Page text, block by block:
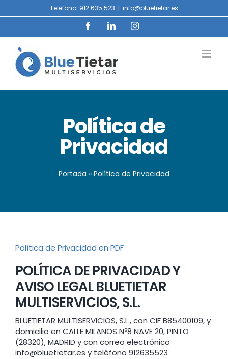
al
Teléfono: 912 635 523 | info@bluetietar.es
FacebookLinkedInInstagram
Política de
Privacidad
Portada » Política de Privacidad
Política de Privacidad en PDF
POLÍTICA DE PRIVACIDAD Y
AVISO LEGAL BLUETIETAR
MULTISERVICIOS, S.L.
BLUETIETAR MULTISERVICIOS, S.L., con CIF B85400109, y
domicilio en CALLE MILANOS Nº8 NAVE 20, PINTO
(28320), MADRID y con correo electrónico
info@bluetietar.es y teléfono 912635523